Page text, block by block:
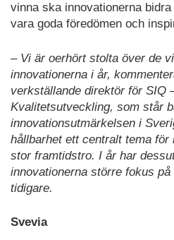
vinna ska innovationerna
vara goda föredömen och
– Vi är oerhört stolta över de
innovationerna i år,
verkställande direktör för SIQ
Kvalitetsutveckling, som står
innovationsutmärkelsen i
hållbarhet ett centralt tema
stor framtidstro. I år har
innovationerna större fokus
tidigare.
Svevia